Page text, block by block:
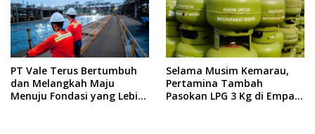
PT Vale Terus Bertumbuh
dan Melangkah Maju
Menuju Fondasi yang Lebih
Selama Musim Kemarau,
Pertamina Tambah
Pasokan LPG 3 Kg di Empat